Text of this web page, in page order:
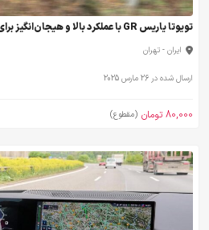
تویوتا یاریس GR با عملکرد بالا و هیجان‌انگیز برای...
ایران - تهران
ارسال شده در 26 مارس 2025
80,000 تومان (مقطوع)